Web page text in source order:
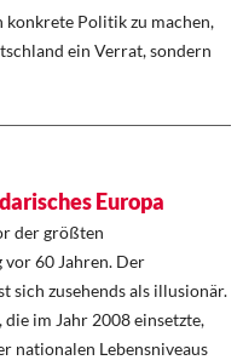
konkrete Politik zu machen,
ein Verrat, sondern
Europa
der größten
60 Jahren. Der
sich zusehends als illusionär.
im Jahr 2008 einsetzte,
nationalen Lebensniveaus